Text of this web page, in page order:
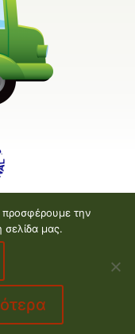
Development
by
προσφέρουμε την
σελίδα μας.